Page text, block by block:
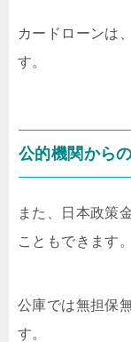
カードローンは
す。
公的機関から
また、日本政策
こともできます。
公庫では無担保
す。